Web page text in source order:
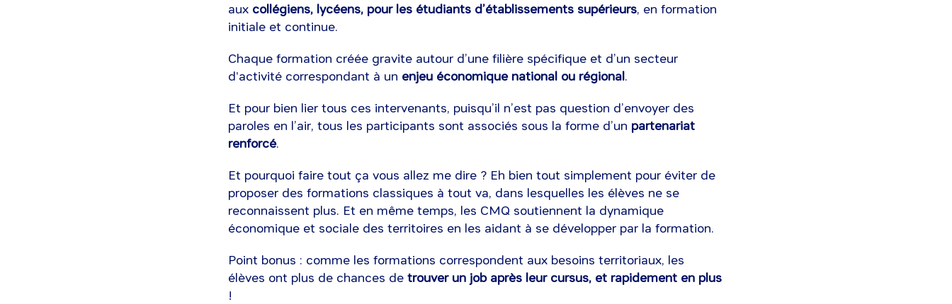
aux collégiens, lycéens, pour les étudiants d’établissements supérieurs, en formation
initiale et continue.
Chaque formation créée gravite autour d’une filière spécifique et d’un secteur
d'activité correspondant à un enjeu économique national ou régional.
Et pour bien lier tous ces intervenants, puisqu’il n’est pas question d’envoyer des
paroles en l’air, tous les participants sont associés sous la forme d’un partenariat
renforcé.
Et pourquoi faire tout ça vous allez me dire ? Eh bien tout simplement pour éviter de
proposer des formations classiques à tout va, dans lesquelles les élèves ne se
reconnaissent plus. Et en même temps, les CMQ soutiennent la dynamique
économique et sociale des territoires en les aidant à se développer par la formation.
Point bonus : comme les formations correspondent aux besoins territoriaux, les
élèves ont plus de chances de trouver un job après leur cursus, et rapidement en plus
!